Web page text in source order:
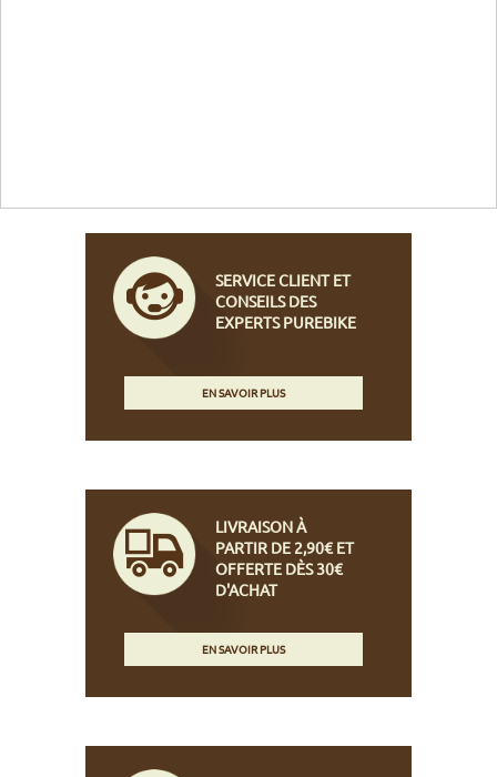
SERVICE CLIENT ET
CONSEILS DES
EXPERTS PUREBIKE
EN SAVOIR PLUS
LIVRAISON À
PARTIR DE 2,90€ ET
OFFERTE DÈS 30€
D'ACHAT
EN SAVOIR PLUS